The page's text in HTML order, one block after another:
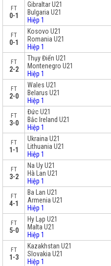
FT
0-1
Gibraltar U21
Bulgaria U21
Hiệp 1
FT
0-1
Kosovo U21
Romania U21
Hiệp 1
FT
2-2
Thụy Điển U21
Montenegro U21
Hiệp 1
FT
2-0
Wales U21
Belarus U21
Hiệp 1
FT
3-0
Đức U21
Bắc Ireland U21
Hiệp 1
FT
1-1
Ukraina U21
Lithuania U21
Hiệp 1
FT
3-2
Na Uy U21
Hà Lan U21
Hiệp 1
FT
4-1
Ba Lan U21
Armenia U21
Hiệp 1
FT
5-0
Hy Lạp U21
Malta U21
Hiệp 1
FT
1-3
Kazakhstan U21
Slovakia U21
Hiệp 1